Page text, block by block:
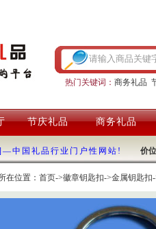
热门关键词： 商务礼品
节庆礼品 商务礼品
中国礼品行业门户性网站! 价
在位置： 首页->徽章钥匙扣->金属钥匙扣